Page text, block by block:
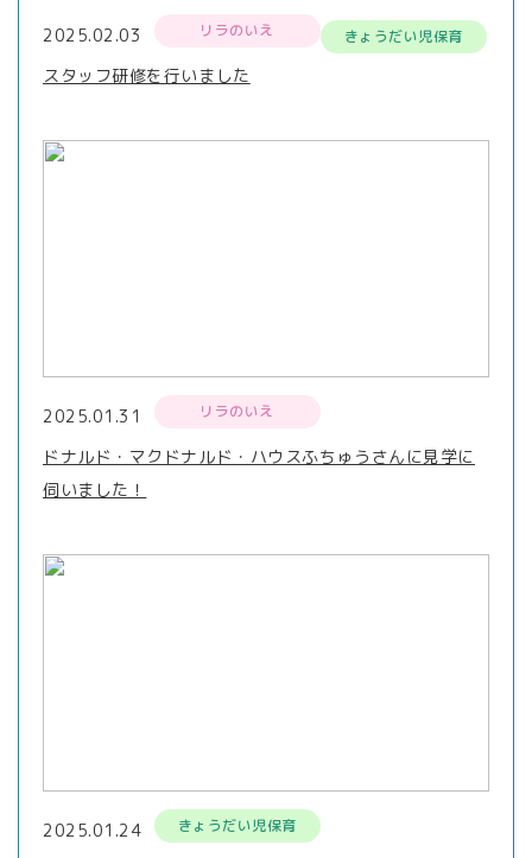
2025.02.03 リラのいえ きょうだい児保育
スタッフ研修を行いました
2025.01.31 リラのいえ
ドナルド・マクドナルド・ハウスふちゅうさんに見学に
伺いました！
2025.01.24 きょうだい児保育